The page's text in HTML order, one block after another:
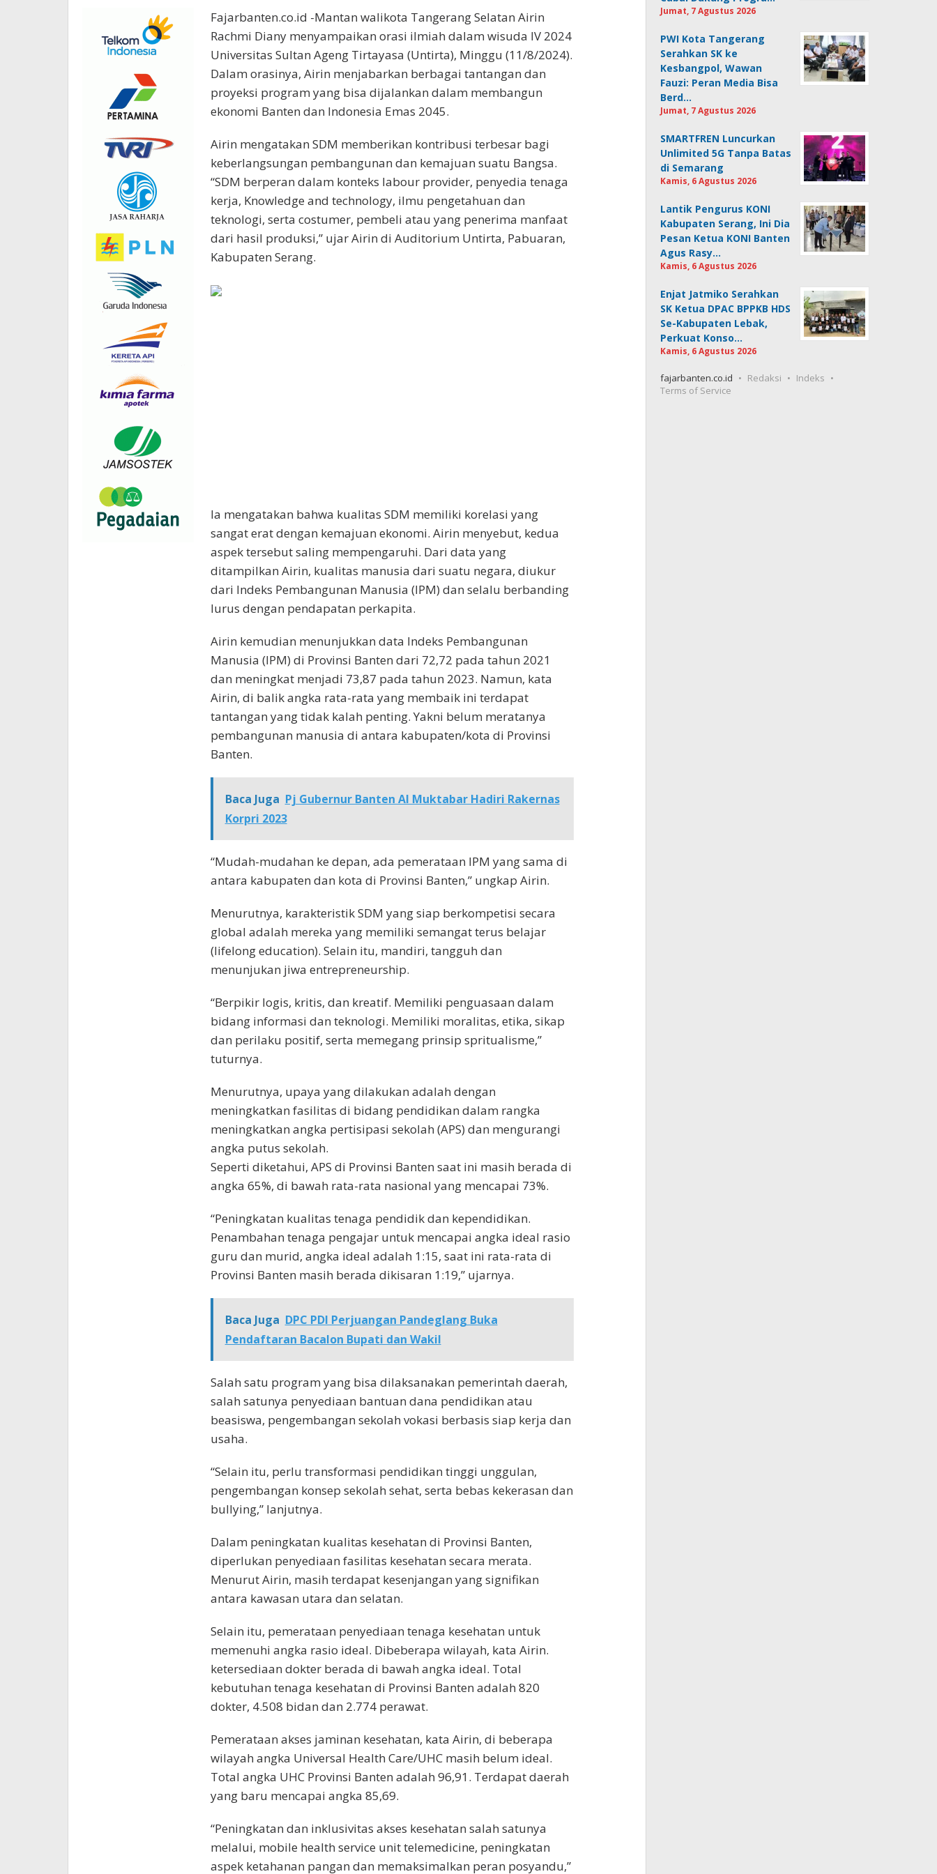
Fajarbanten.co.id -Mantan walikota Tangerang Selatan Airin
Rachmi Diany menyampaikan orasi ilmiah dalam wisuda IV 2024
Universitas Sultan Ageng Tirtayasa (Untirta), Minggu (11/8/2024).
Dalam orasinya, Airin menjabarkan berbagai tantangan dan
proyeksi program yang bisa dijalankan dalam membangun
ekonomi Banten dan Indonesia Emas 2045.
Airin mengatakan SDM memberikan kontribusi terbesar bagi
keberlangsungan pembangunan dan kemajuan suatu Bangsa.
“SDM berperan dalam konteks labour provider, penyedia tenaga
kerja, Knowledge and technology, ilmu pengetahuan dan
teknologi, serta costumer, pembeli atau yang penerima manfaat
dari hasil produksi,” ujar Airin di Auditorium Untirta, Pabuaran,
Kabupaten Serang.
Ia mengatakan bahwa kualitas SDM memiliki korelasi yang
sangat erat dengan kemajuan ekonomi. Airin menyebut, kedua
aspek tersebut saling mempengaruhi. Dari data yang
ditampilkan Airin, kualitas manusia dari suatu negara, diukur
dari Indeks Pembangunan Manusia (IPM) dan selalu berbanding
lurus dengan pendapatan perkapita.
Airin kemudian menunjukkan data Indeks Pembangunan
Manusia (IPM) di Provinsi Banten dari 72,72 pada tahun 2021
dan meningkat menjadi 73,87 pada tahun 2023. Namun, kata
Airin, di balik angka rata-rata yang membaik ini terdapat
tantangan yang tidak kalah penting. Yakni belum meratanya
pembangunan manusia di antara kabupaten/kota di Provinsi
Banten.
Baca Juga Pj Gubernur Banten Al Muktabar Hadiri Rakernas
Korpri 2023
“Mudah-mudahan ke depan, ada pemerataan IPM yang sama di
antara kabupaten dan kota di Provinsi Banten,” ungkap Airin.
Menurutnya, karakteristik SDM yang siap berkompetisi secara
global adalah mereka yang memiliki semangat terus belajar
(lifelong education). Selain itu, mandiri, tangguh dan
menunjukan jiwa entrepreneurship.
“Berpikir logis, kritis, dan kreatif. Memiliki penguasaan dalam
bidang informasi dan teknologi. Memiliki moralitas, etika, sikap
dan perilaku positif, serta memegang prinsip spritualisme,”
tuturnya.
Menurutnya, upaya yang dilakukan adalah dengan
meningkatkan fasilitas di bidang pendidikan dalam rangka
meningkatkan angka pertisipasi sekolah (APS) dan mengurangi
angka putus sekolah.
Seperti diketahui, APS di Provinsi Banten saat ini masih berada di
angka 65%, di bawah rata-rata nasional yang mencapai 73%.
“Peningkatan kualitas tenaga pendidik dan kependidikan.
Penambahan tenaga pengajar untuk mencapai angka ideal rasio
guru dan murid, angka ideal adalah 1:15, saat ini rata-rata di
Provinsi Banten masih berada dikisaran 1:19,” ujarnya.
Baca Juga DPC PDI Perjuangan Pandeglang Buka
Pendaftaran Bacalon Bupati dan Wakil
Salah satu program yang bisa dilaksanakan pemerintah daerah,
salah satunya penyediaan bantuan dana pendidikan atau
beasiswa, pengembangan sekolah vokasi berbasis siap kerja dan
usaha.
“Selain itu, perlu transformasi pendidikan tinggi unggulan,
pengembangan konsep sekolah sehat, serta bebas kekerasan dan
bullying,” lanjutnya.
Dalam peningkatan kualitas kesehatan di Provinsi Banten,
diperlukan penyediaan fasilitas kesehatan secara merata.
Menurut Airin, masih terdapat kesenjangan yang signifikan
antara kawasan utara dan selatan.
Selain itu, pemerataan penyediaan tenaga kesehatan untuk
memenuhi angka rasio ideal. Dibeberapa wilayah, kata Airin.
ketersediaan dokter berada di bawah angka ideal. Total
kebutuhan tenaga kesehatan di Provinsi Banten adalah 820
dokter, 4.508 bidan dan 2.774 perawat.
Pemerataan akses jaminan kesehatan, kata Airin, di beberapa
wilayah angka Universal Health Care/UHC masih belum ideal.
Total angka UHC Provinsi Banten adalah 96,91. Terdapat daerah
yang baru mencapai angka 85,69.
“Peningkatan dan inklusivitas akses kesehatan salah satunya
melalui, mobile health service unit telemedicine, peningkatan
aspek ketahanan pangan dan memaksimalkan peran posyandu,”
Jumat, 7 Agustus 2026
PWI Kota Tangerang
Serahkan SK ke
Kesbangpol, Wawan
Fauzi: Peran Media Bisa
Berd…
Jumat, 7 Agustus 2026
SMARTFREN Luncurkan
Unlimited 5G Tanpa Batas
di Semarang
Kamis, 6 Agustus 2026
Lantik Pengurus KONI
Kabupaten Serang, Ini Dia
Pesan Ketua KONI Banten
Agus Rasy…
Kamis, 6 Agustus 2026
Enjat Jatmiko Serahkan
SK Ketua DPAC BPPKB HDS
Se-Kabupaten Lebak,
Perkuat Konso…
Kamis, 6 Agustus 2026
fajarbanten.co.id Redaksi
Indeks
Terms of Service